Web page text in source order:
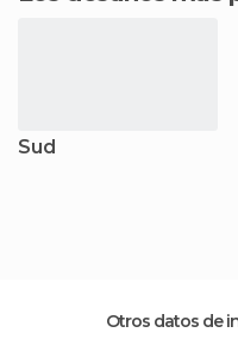
Sud
Otros datos de